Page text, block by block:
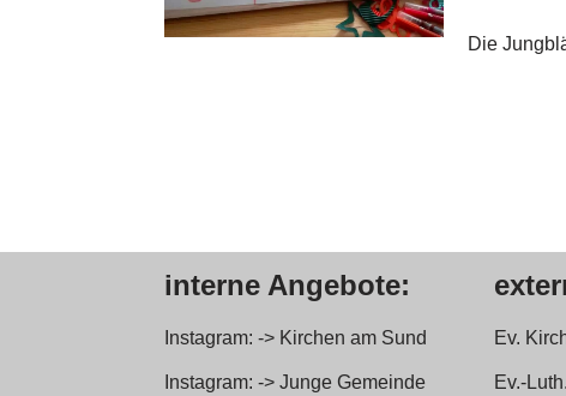
Die
interne Angebote:
Instagram: -> Kirchen am Sund
Instagram: -> Junge Gemeinde
Ev.
Ev.-